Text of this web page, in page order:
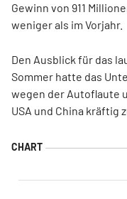
Gewinn von 911
weniger als im Vorjahr.
Den Ausblick für das
Sommer hatte das
wegen der Autoflaute
USA und China kräftig